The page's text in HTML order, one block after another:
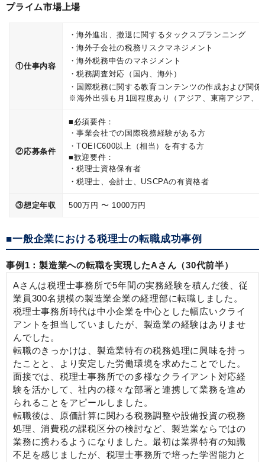
プライム市場上場
①仕事内容
海外進出、撤退に関するタックスプランニング
海外子会社の税務リスクマネジメント
海外税務申告のマネジメント
税務調査対応（国内、海外）
国際税務に関する教育コンテンツの作成および関係
※海外出張も月1回程度あり（アジア、東南アジア、
②応募条件
■必須要件：
事業会社での国際税務経験がある方
TOEIC600以上（相当）を有する方
■歓迎要件：
税理士資格保有者
税理士、会計士、USCPAの有資格者
③想定年収 500万円 〜 1000万円
■一般企業における税理士の転職成功事例
事例1：製造業への転職を実現したAさん（30代前半）
Aさんは税理士事務所で5年間の実務経験を積んだ後、従
業員300名規模の製造業企業の経理部に転職しました。
税理士事務所時代は中小企業を中心とした幅広いクライ
アントを担当していましたが、製造業の経験はありませ
んでした。
転職のきっかけは、製造業特有の税務処理に興味を持っ
たことと、より安定した労働環境を求めたことでした。
面接では、税理士事務所での多様なクライアント対応経
験を活かして、社内の様々な部署と連携して業務を進め
られることをアピールしました。
転職後は、原価計算に関わる税務調整や設備投資の税務
処理、消費税の課税区分の検討など、製造業ならではの
業務に携わるようになりました。最初は業界特有の知識
不足を感じましたが、税理士事務所で培った学習能力と